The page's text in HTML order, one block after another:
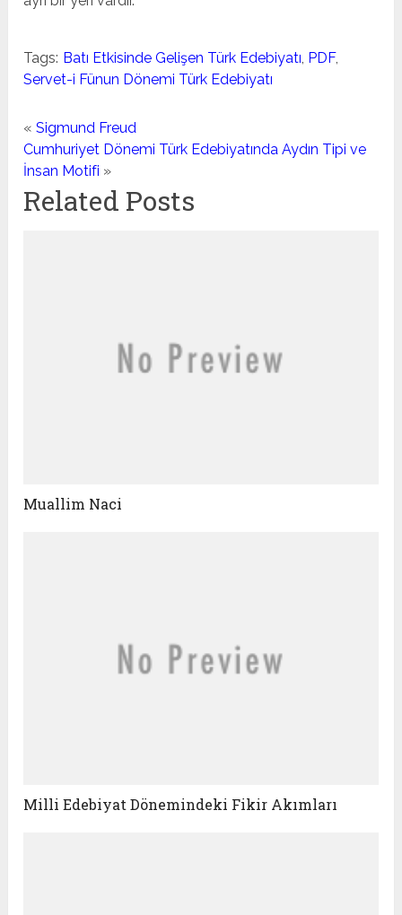
Tags: Batı Etkisinde Gelişen Türk Edebiyatı, PDF,
Servet-i Fünun Dönemi Türk Edebiyatı
«Sigmund Freud
Cumhuriyet Dönemi Türk Edebiyatında Aydın Tipi ve
İnsan Motifi »
Related Posts
Muallim Naci
Milli Edebiyat Dönemindeki Fikir Akımları